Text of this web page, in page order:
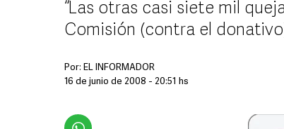
“Las otras casi siete mil
Comisión (contra el
Por: EL INFORMADOR
16 de junio de 2008 - 20:51 hs